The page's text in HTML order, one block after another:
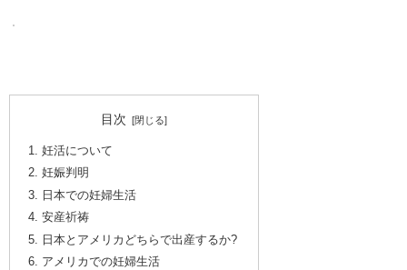
目次
妊活について
妊娠判明
日本での妊婦生活
安産祈祷
日本とアメリカどちらで出産するか?
アメリカでの妊婦生活